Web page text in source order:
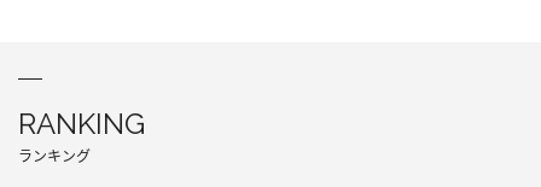
RANKING
ランキング